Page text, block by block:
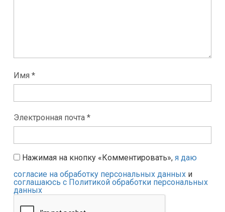
Имя *
Электронная почта *
Нажимая на кнопку «Комментировать», я даю
согласие на обработку персональных данных и
соглашаюсь с Политикой обработки персональных
данных